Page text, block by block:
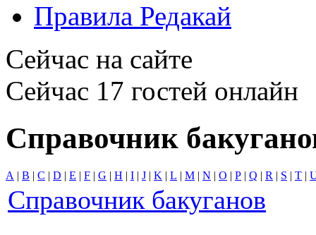
Правила Редакай
Сейчас на сайте
Сейчас 17 гостей онлайн
Справочник
A | B | C | D | E | F | G | H | I | J | K | L | M | N | O | P | Q | R | S | T |
Справочник бакуганов